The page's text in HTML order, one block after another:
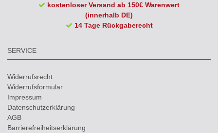
kostenloser Versand ab 150€ Warenwert
(innerhalb DE)
14 Tage Rückgaberecht
SERVICE
Widerrufs­recht
Widerrufs­formular
Impressum
Daten­schutz­erklärung
AGB
Barrierefreiheitserklärung